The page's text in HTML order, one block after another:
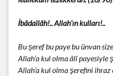
İbâdallâh!.. Allah’ın kulları!..
Bu şeref bu paye bu ünvan
Allah’a kul olma âlî payesiyle
Allah’a kul olma şerefini ihraz